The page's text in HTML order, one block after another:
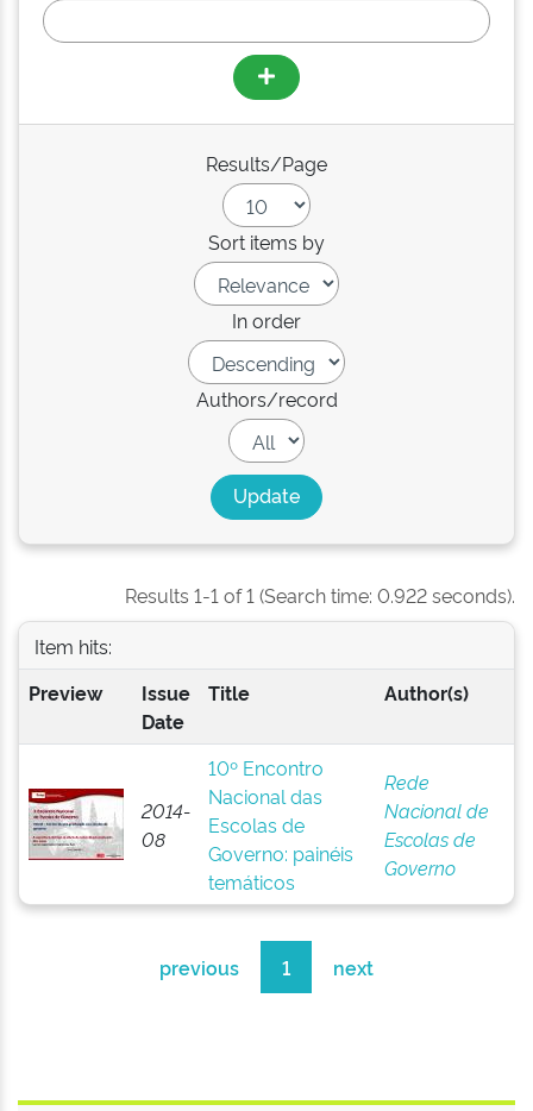
Results/Page
Sort items by
In order
Authors/record
Results 1-1 of 1 (Search time: 0.922 seconds).
Item hits:
Preview
Issue
Date
Title Author(s)
2014-
08
10º Encontro
Nacional das
Escolas de
Governo: painéis
temáticos
Rede
Nacional de
Escolas de
Governo
previous 1 next